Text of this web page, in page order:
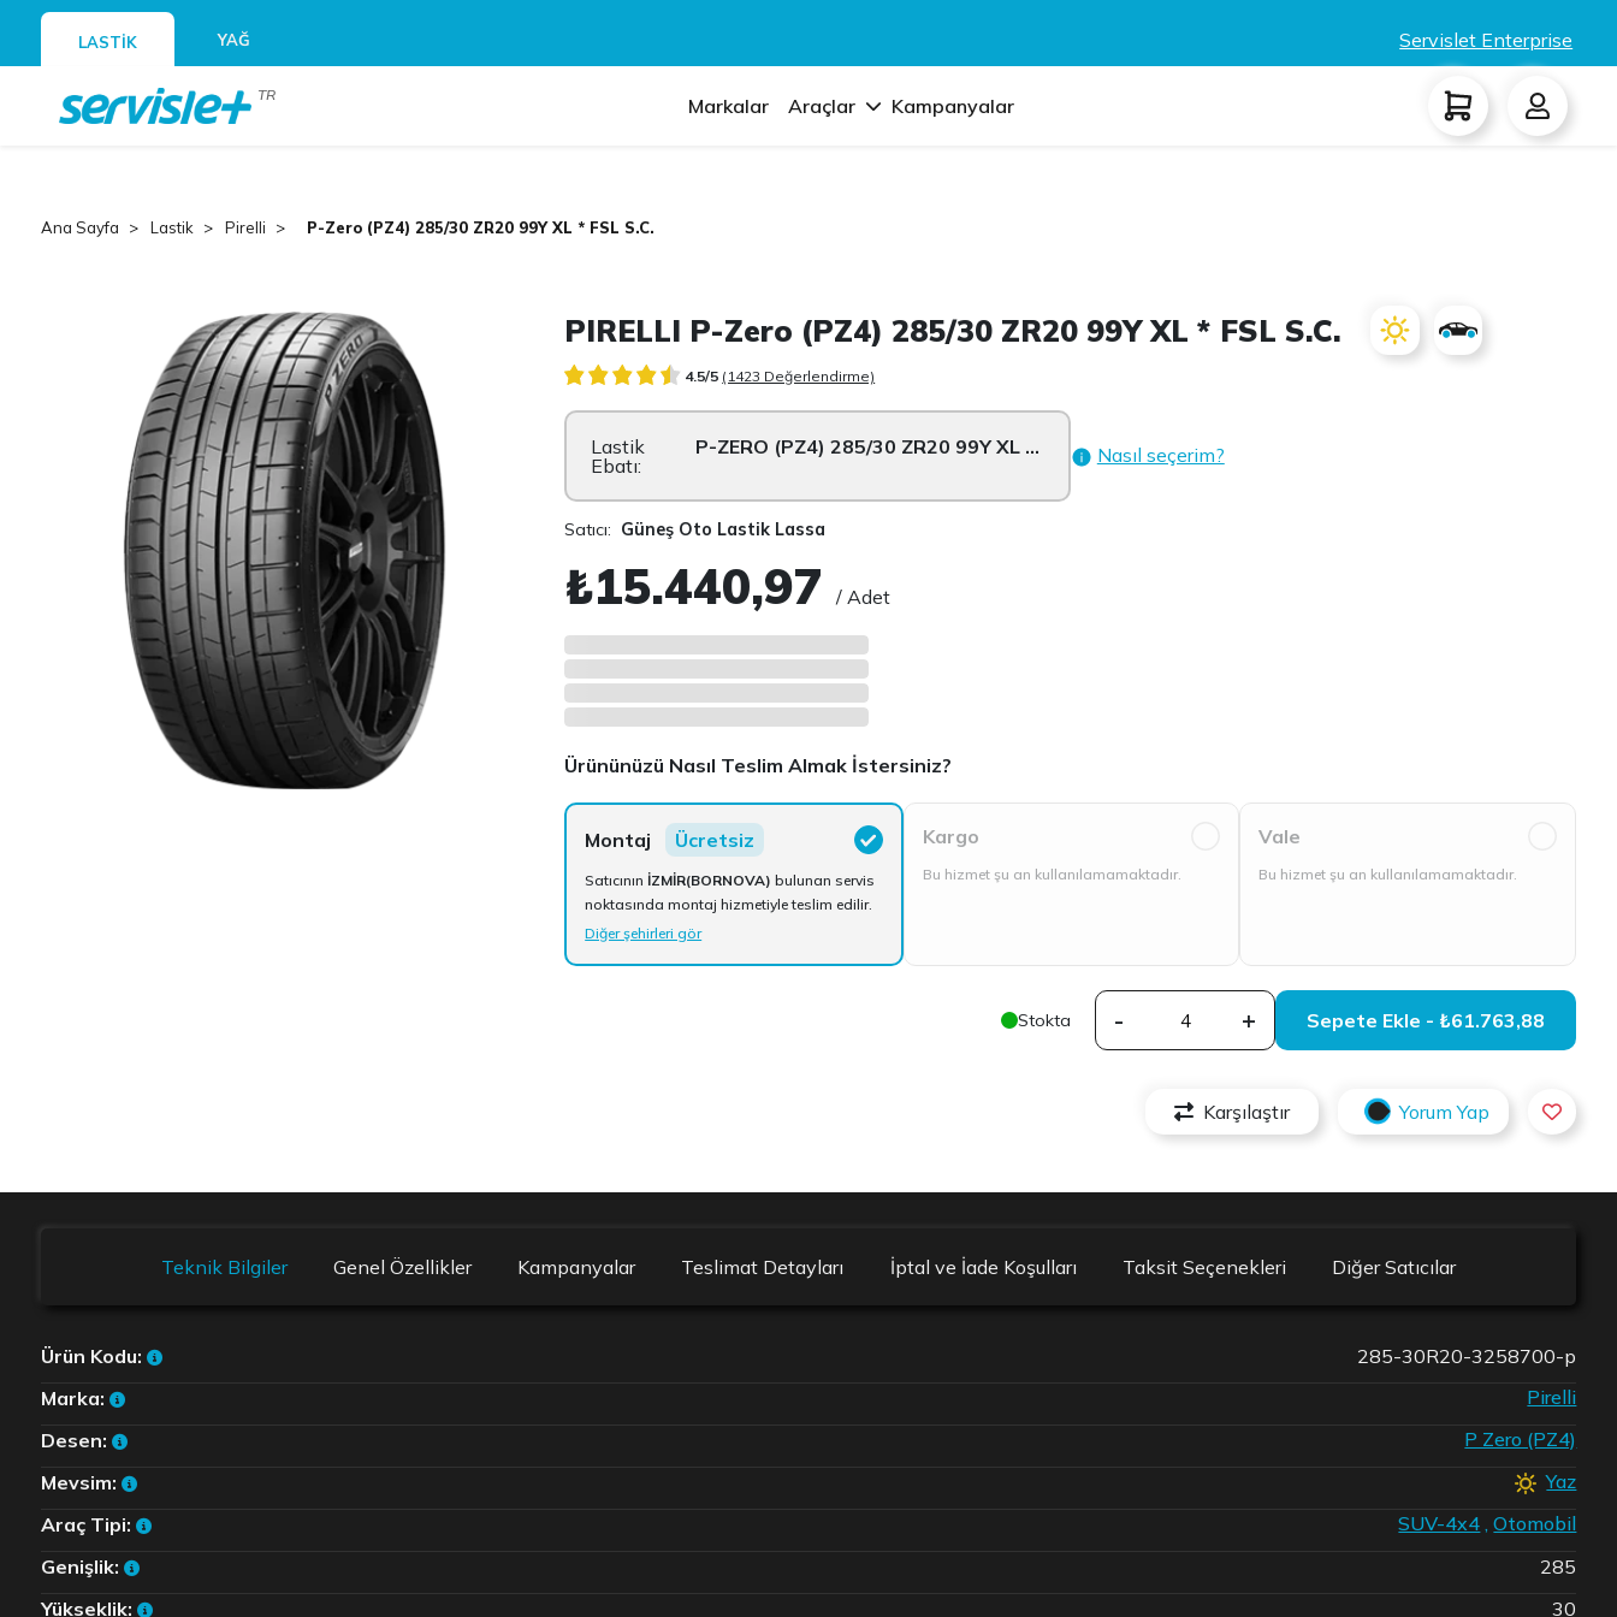
LASTİK YAĞ Servislet Enterprise
TR Markalar Araçlar Kampanyalar
Ana Sayfa Lastik Pirelli P-Zero (PZ4) 285/30 ZR20 99Y XL * FSL S.C.
PIRELLI P-Zero (PZ4) 285/30 ZR20 99Y XL * FSL S.C.
4.5/5 (1423 Değerlendirme)
Lastik
Ebatı:
P-ZERO (PZ4) 285/30 ZR20 99Y XL * FS... Nasıl seçerim?
Satıcı: Güneş Oto Lastik Lassa
₺15.440,97/ Adet
Ürününüzü Nasıl Teslim Almak İstersiniz?
Montaj Ücretsiz
Satıcının İZMİR(BORNOVA) bulunan servis
noktasında montaj hizmetiyle teslim edilir.
Diğer şehirleri gör
Kargo
Bu hizmet şu an kullanılamamaktadır.
Vale
Bu hizmet şu an kullanılamamaktadır.
Stokta - + Sepete Ekle - ₺61.763,88
Karşılaştır Yorum Yap
Teknik Bilgiler Genel Özellikler Kampanyalar Teslimat Detayları İptal ve İade Koşulları Taksit Seçenekleri Diğer Satıcılar
Ürün Kodu:
285-30R20-3258700-p
Marka:
Pirelli
Desen:
P Zero (PZ4)
Mevsim:
Yaz
Araç Tipi:
SUV-4x4 ,Otomobil
Genişlik:
285
Yükseklik:
30